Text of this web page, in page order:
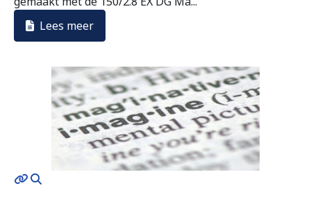
Lees meer